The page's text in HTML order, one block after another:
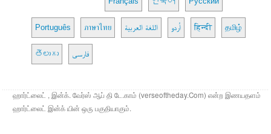
Português ภาษาไทย اللغة العربية اُردو हिन्दी தமிழ்
తెలుగు فارسی
ஹார்ட்லைட் , இன்க். வேர்ஸ் ஆப் தி டே.காம் (verseoftheday.Com) என்ற இணயதளம்
ஹார்ட்லைட் இன்க் யின் ஒரு பகுதியாகும்.